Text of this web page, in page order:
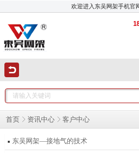
欢迎进入东吴网架手机官
首页 资讯中心 客户中心
东吴网架—接地气的技术